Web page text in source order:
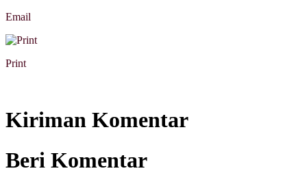
Email
Print
Kiriman Komentar
Beri Komentar